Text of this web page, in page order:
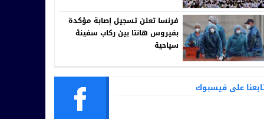
فرنسا تعلن تسجيل إصابة مؤكدة
بفيروس هانتا بين ركاب سفينة
سياحية
على فيسبوك